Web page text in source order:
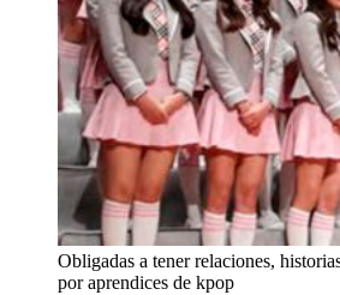
Obligadas a tener relaciones,
por aprendices de kpop